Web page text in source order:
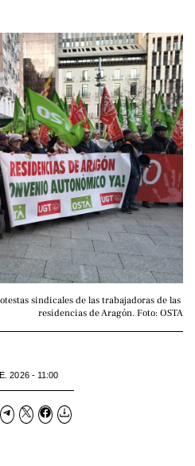
sindicales de las trabajadoras de las
residencias de Aragón. Foto: OSTA
2026 - 11:00